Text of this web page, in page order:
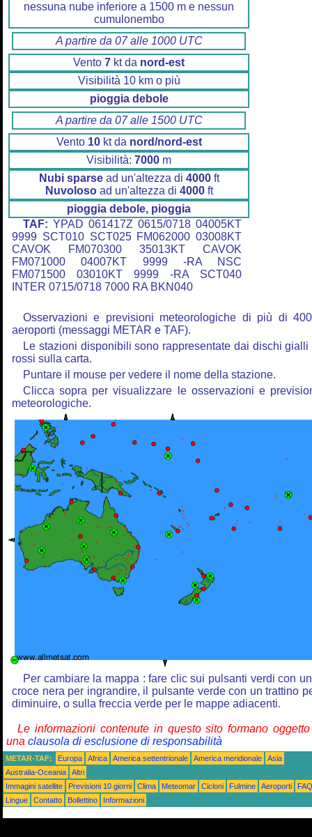
nessuna nube inferiore a 1500 m e nessun
cumulonembo
A partire da 07 alle 1000 UTC
Vento 7 kt da nord-est
Visibilità 10 km o più
pioggia debole
A partire da 07 alle 1500 UTC
Vento 10kt da nord/nord-est
Visibilità: 7000 m
Nubi sparsead un'altezza di 4000ft
Nuvolosoad un'altezza di 4000ft
pioggia debole, pioggia
TAF: YPAD 061417Z 0615/0718 04005KT
9999 SCT010 SCT025 FM062000 03008KT
CAVOK FM070300 35013KT CAVOK
FM071000 04007KT 9999 -RA NSC
FM071500 03010KT 9999 -RA SCT040
INTER 0715/0718 7000 RA BKN040
Osservazioni e previsioni meteorologiche di più di
aeroporti (messaggi METAR e TAF).
Le stazioni disponibili sono rappresentate dai dischi gialli
rossi sulla carta.
Puntare il mouse per vedere il nome della stazione.
Clicca sopra per visualizzare le osservazioni e
meteorologiche.
Per cambiare la mappa : fare clic sui pulsanti verdi con
croce nera per ingrandire, il pulsante verde con un trattino
diminuire, o sulla freccia verde per le mappe adiacenti.
Le informazioni contenute in questo sito formano
una clausola di esclusione di responsabilità
METAR-TAF: Europa Africa America settentrionale America meridionale
Asia
Australia-Oceania
Altri
Immagini satellite
Previsioni 10 giorni Clima Meteomar Cicloni Fulmine Aeroporti
FAQ
Lingue
Contatto Bollettino Informazioni